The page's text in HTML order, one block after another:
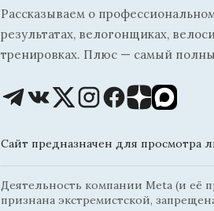
Рассказываем о
результатах, велогонщиках,
тренировках. Плюс — самый
Сайт предназначен для просмотра
Деятельность компании Meta (и её
признана экстремистской,